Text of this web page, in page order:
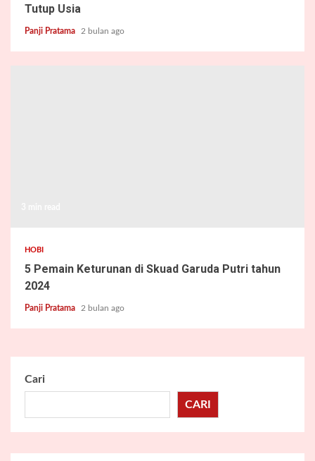
Tutup Usia
Panji Pratama 2 bulan ago
HOBI
5 Pemain Keturunan di Skuad Garuda Putri tahun
2024
Panji Pratama 2 bulan ago
Cari
CARI